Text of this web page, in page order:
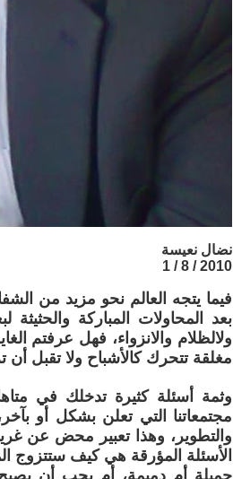
نضال نعيسة
2010 / 8 / 1
فيما يتجه العالم نحو مزيد من
بعد المحاولات المباركة والحثيثة
ولالظلام والانزواء، فهل عرفتم
مغلقة تتحرك كالأشباح ولا تقبل أن
وثمة أسئلة كثيرة تدخلك في
مجتمعاتنا التي تعلن بشكل أو
والتطوير، وهذا تعبير محض عن
الأسئلة المؤرقة هي كيف ستتزوج